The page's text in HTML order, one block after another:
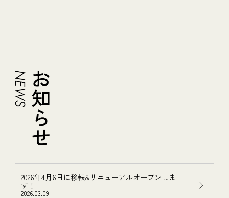
2026年4月6日に移転&リニューアルオープンしま
す！
2026.03.09